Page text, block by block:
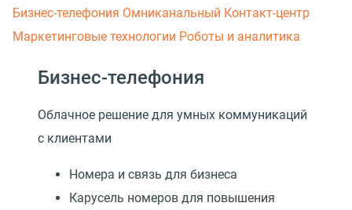
Бизнес-телефония Омниканальный Контакт-центр
Маркетинговые технологии Роботы и аналитика
Бизнес-телефония
Облачное решение для умных коммуникаций
с клиентами
Номера и связь для бизнеса
Карусель номеров для повышения